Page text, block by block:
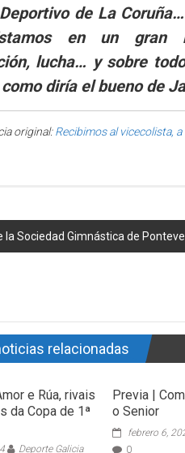
de La
en un gran
lucha… y sobre
diría el bueno de
original:Recibimos al vicecolista,
la Sociedad Gimnástica de
relacionadas
e Rúa, rivais
da Copa de 1ª
Deporte Galicia
Previa |
o Senior
febrero 6,
0